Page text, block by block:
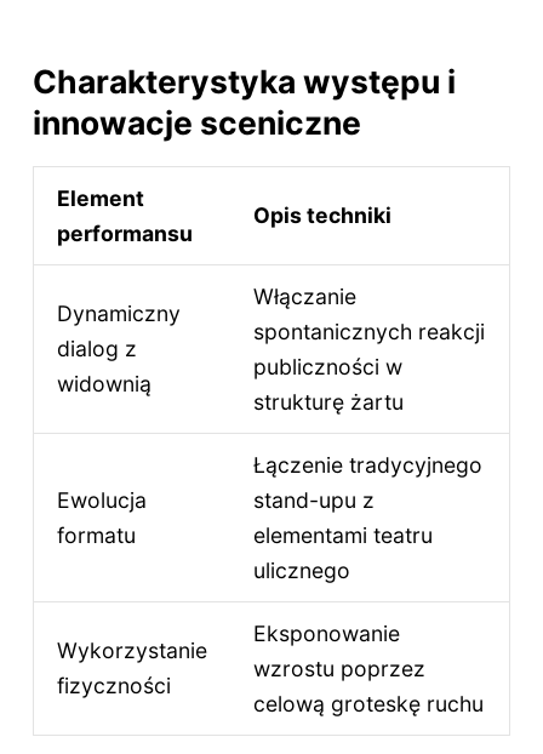
Charakterystyka występu i
innowacje sceniczne
Element
performansu
Opis techniki
Dynamiczny
dialog z
widownią
Włączanie
spontanicznych reakcji
publiczności w
strukturę żartu
Ewolucja
formatu
Łączenie tradycyjnego
stand-upu z
elementami teatru
ulicznego
Wykorzystanie
fizyczności
Eksponowanie
wzrostu poprzez
celową groteskę ruchu